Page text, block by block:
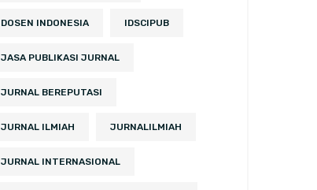
DOSEN INDONESIA IDSCIPUB
JASA PUBLIKASI JURNAL
JURNAL BEREPUTASI
JURNAL ILMIAH JURNALILMIAH
JURNAL INTERNASIONAL